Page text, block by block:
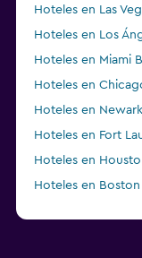
Hoteles en Las
Hoteles en Los
Hoteles en Miami
Hoteles en
Hoteles en Newark
Hoteles en Fort
Hoteles en
Hoteles en Boston